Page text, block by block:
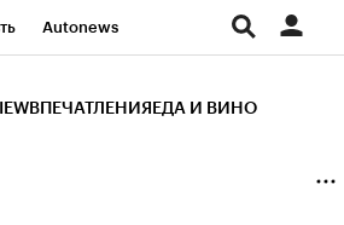
Autonews
ВПЕЧАТЛЕНИЯ ЕДА И ВИНО